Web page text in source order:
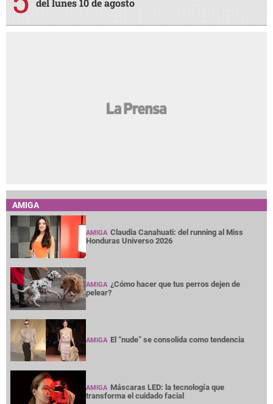
del lunes 10 de agosto
AMIGA
AMIGA Claudia Canahuati: del running al Miss
Honduras Universo 2026
AMIGA ¿Cómo hacer que tus perros dejen de
pelear?
AMIGA El “nude” se consolida como tendencia
AMIGA Máscaras LED: la tecnología que
transforma el cuidado facial